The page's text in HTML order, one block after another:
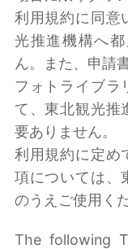
利用規約に同意
光推進機構へ
ん。また、申請
フォトライブラ
て、東北観光推
要ありません。
利用規約に定め
項については、
のうえご使用く
The following